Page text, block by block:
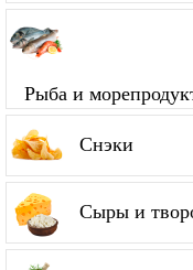
Рыба и
Снэки
Сыры и